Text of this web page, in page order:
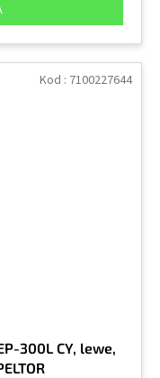
300L CY, lewe,
Kod : 7100227644